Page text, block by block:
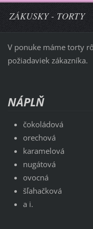
ZÁKUSKY - TORTY
V ponuke máme torty
požiadaviek zákazníka.
NÁPLŇ
čokoládová
orechová
karamelová
nugátová
ovocná
šľahačková
a i.